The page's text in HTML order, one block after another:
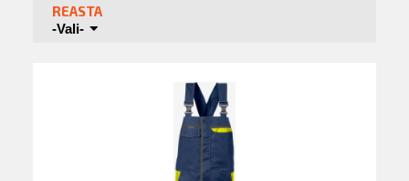
REASTA
-Vali-